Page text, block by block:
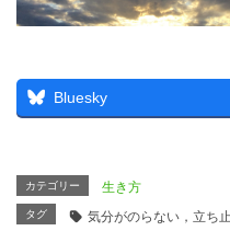
Bluesky
カテゴリー 生き方
タグ 気分がのらない，立ち